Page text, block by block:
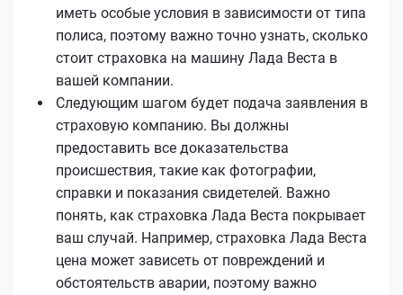
иметь особые условия в зависимости от типа
полиса, поэтому важно точно узнать, сколько
стоит страховка на машину Лада Веста в
вашей компании.
Следующим шагом будет подача заявления в
страховую компанию. Вы должны
предоставить все доказательства
происшествия, такие как фотографии,
справки и показания свидетелей. Важно
понять, как страховка Лада Веста покрывает
ваш случай. Например, страховка Лада Веста
цена может зависеть от повреждений и
обстоятельств аварии, поэтому важно